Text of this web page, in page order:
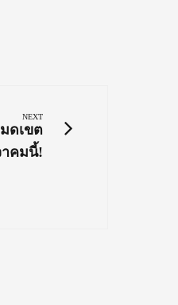
NEXT
ดเขต
คมนี้!